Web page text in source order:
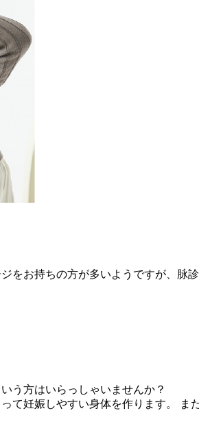
をお持ちの方が多いようですが、
う方はいらっしゃいませんか？
て妊娠しやすい身体を作ります。